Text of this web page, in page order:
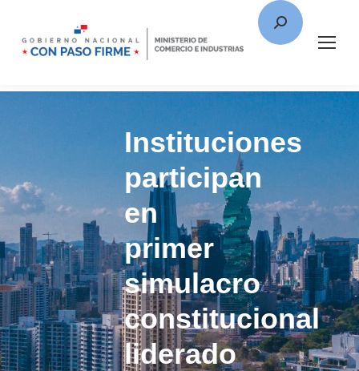
Instituciones
participan
en
primer
simulacro
constitucional
liderado